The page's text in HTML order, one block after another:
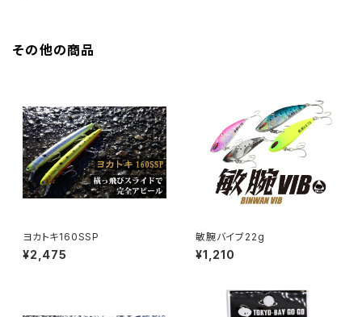
その他の商品
ヨカトキ160SSP
¥2,475
敏腕バイブ22g
¥1,210